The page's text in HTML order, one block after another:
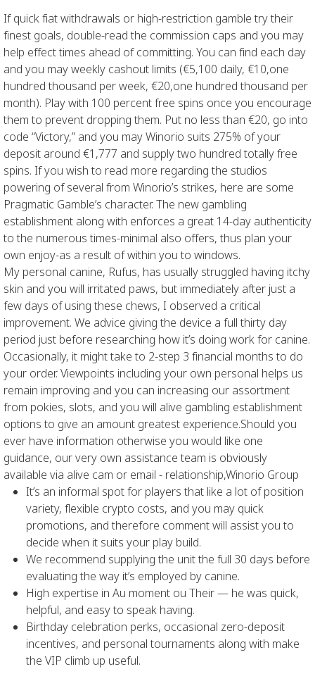
If quick fiat withdrawals or high-restriction gamble try their
finest goals, double-read the commission caps and you may
help effect times ahead of committing. You can find each day
and you may weekly cashout limits (€5,100 daily, €10,one
hundred thousand per week, €20,one hundred thousand per
month). Play with 100 percent free spins once you encourage
them to prevent dropping them. Put no less than €20, go into
code “Victory,” and you may Winorio suits 275% of your
deposit around €1,777 and supply two hundred totally free
spins. If you wish to read more regarding the studios
powering of several from Winorio’s strikes, here are some
Pragmatic Gamble’s character. The new gambling
establishment along with enforces a great 14-day authenticity
to the numerous times-minimal also offers, thus plan your
own enjoy-as a result of within you to windows.
My personal canine, Rufus, has usually struggled having itchy
skin and you will irritated paws, but immediately after just a
few days of using these chews, I observed a critical
improvement. We advice giving the device a full thirty day
period just before researching how it’s doing work for canine.
Occasionally, it might take to 2-step 3 financial months to do
your order. Viewpoints including your own personal helps us
remain improving and you can increasing our assortment
from pokies, slots, and you will alive gambling establishment
options to give an amount greatest experience.Should you
ever have information otherwise you would like one
guidance, our very own assistance team is obviously
available via alive cam or email - relationship,Winorio Group
It’s an informal spot for players that like a lot of position
variety, flexible crypto costs, and you may quick
promotions, and therefore comment will assist you to
decide when it suits your play build.
We recommend supplying the unit the full 30 days before
evaluating the way it’s employed by canine.
High expertise in Au moment ou Their — he was quick,
helpful, and easy to speak having.
Birthday celebration perks, occasional zero-deposit
incentives, and personal tournaments along with make
the VIP climb up useful.